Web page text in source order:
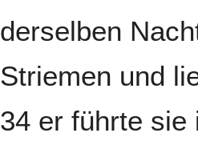
derselben
Striemen und
34 er führte sie